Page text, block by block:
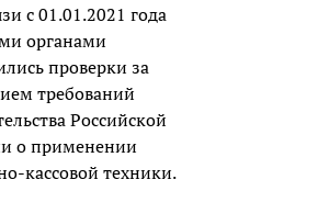
с 01.01.2021 года
органами
проверки за
требований
Российской
о применении
кассовой техники.